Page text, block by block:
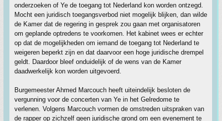
onderzoeken of Ye de toegang tot Nederland kon worden ontzegd.
Mocht een juridisch toegangsverbod niet mogelijk blijken, dan wilde
de Kamer dat de regering in gesprek zou gaan met organisatoren
om geplande optredens te voorkomen. Het kabinet wees er echter
op dat de mogelijkheden om iemand de toegang tot Nederland te
weigeren beperkt zijn en dat daarvoor een hoge juridische drempel
geldt. Daardoor bleef onduidelijk of de wens van de Kamer
daadwerkelijk kon worden uitgevoerd.
Burgemeester Ahmed Marcouch heeft uiteindelijk besloten de
vergunning voor de concerten van Ye in het Gelredome te
verlenen. Volgens Marcouch vormen de omstreden uitspraken van
de rapper op zichzelf geen juridische grond om een evenement te